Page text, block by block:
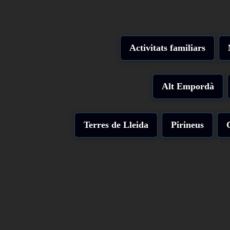
Activitats familiars
Alt Empordà
Terres de Lleida Pirineus